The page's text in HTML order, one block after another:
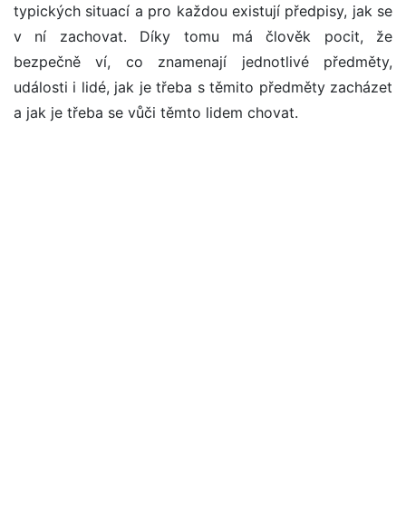
typických situací a pro každou existují předpisy, jak se
v ní zachovat. Díky tomu má člověk pocit, že
bezpečně ví, co znamenají jednotlivé předměty,
události i lidé, jak je třeba s těmito předměty zacházet
a jak je třeba se vůči těmto lidem chovat.